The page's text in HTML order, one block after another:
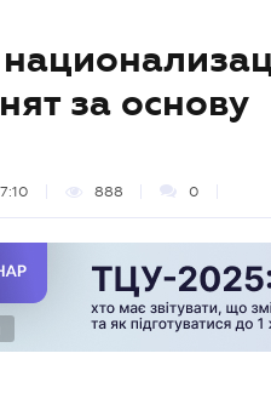
за основу
888 0